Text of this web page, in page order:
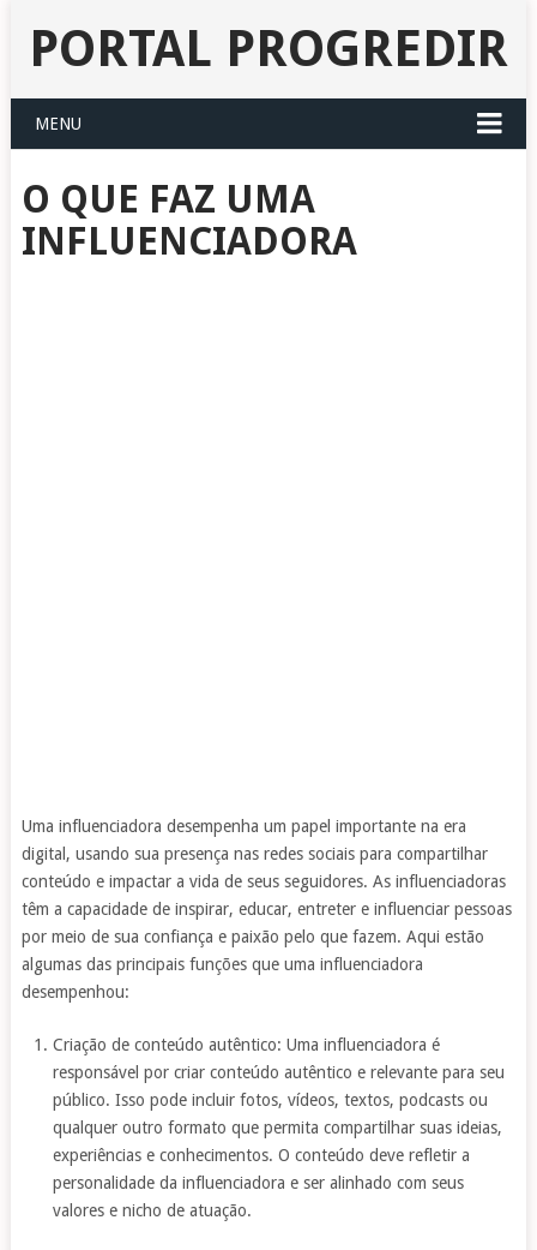
PORTAL PROGREDIR
MENU
O QUE FAZ UMA
INFLUENCIADORA
Uma influenciadora desempenha um papel importante na era
digital, usando sua presença nas redes sociais para compartilhar
conteúdo e impactar a vida de seus seguidores. As influenciadoras
têm a capacidade de inspirar, educar, entreter e influenciar pessoas
por meio de sua confiança e paixão pelo que fazem. Aqui estão
algumas das principais funções que uma influenciadora
desempenhou:
Criação de conteúdo autêntico: Uma influenciadora é
responsável por criar conteúdo autêntico e relevante para seu
público. Isso pode incluir fotos, vídeos, textos, podcasts ou
qualquer outro formato que permita compartilhar suas ideias,
experiências e conhecimentos. O conteúdo deve refletir a
personalidade da influenciadora e ser alinhado com seus
valores e nicho de atuação.